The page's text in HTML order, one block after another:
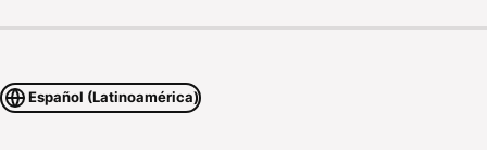
Español (Latinoamérica)